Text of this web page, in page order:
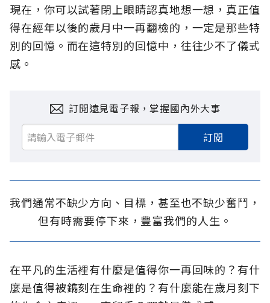
現在，你可以試著閉上眼睛認真地想一想，真正值
得在經年以後的歲月中一再翻檢的，一定是那些特
別的回憶。而在這特別的回憶中，往往少不了儀式
感。
訂閱遠見電子報，掌握國內外大事
訂閱
我們通常不缺少方向、目標，甚至也不缺少奮鬥，
但有時需要停下來，豐富我們的人生。
在平凡的生活裡有什麼是值得你一再回味的？有什
麼是值得被鐫刻在生命裡的？有什麼能在歲月刻下